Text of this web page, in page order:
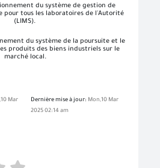
du système de gestion de
pour tous les laboratoires de l'Autorité
(LIMS).
du système de la poursuite et le
produits des biens industriels sur le
marché local.
Mar
Dernière mise à jour: Mon,10 Mar
2025 02:14 am